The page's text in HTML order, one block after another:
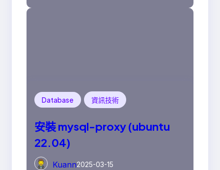
Database 資訊技術
安裝 mysql-proxy (ubuntu
22.04)
Kuann2025-03-15